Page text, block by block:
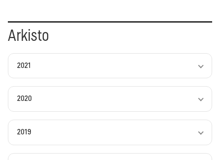
Arkisto
2021
2020
2019